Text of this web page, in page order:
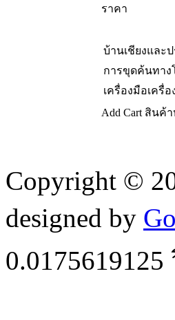
ราคา
บ้านเชียงและ
การขุดค้นทา
เครื่องมือเครื่
Add Cart สินค้
Copyright ©
designed by
0.0175619125